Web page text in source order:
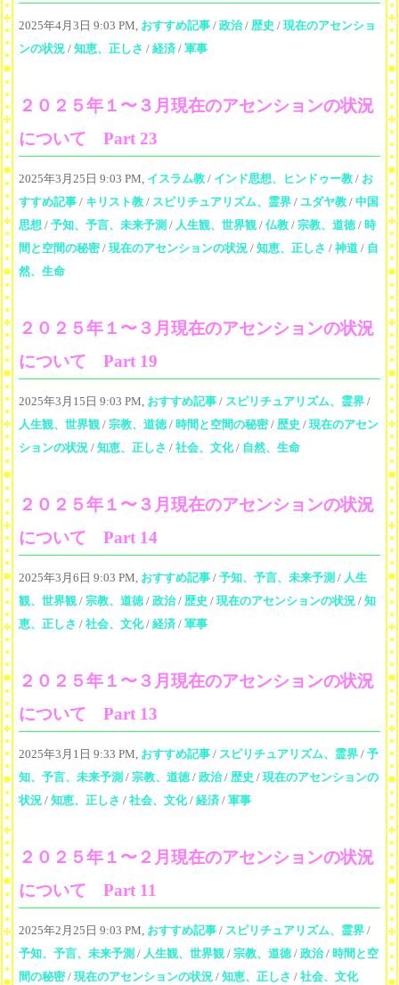
2025年4月3日 9:03 PM, おすすめ記事 / 政治/ 歴史 / 現在のアセンショ
ンの状況 / 知恵、正しさ / 経済 / 軍事
２０２５年１〜３月現在のアセンションの状況
について Part 23
2025年3月25日 9:03 PM, イスラム教 / インド思想、ヒンドゥー教 / お
すすめ記事 / キリスト教 / スピリチュアリズム、霊界 / ユダヤ教 / 中国
思想 / 予知、予言、未来予測 / 人生観、世界観 / 仏教 / 宗教、道徳/ 時
間と空間の秘密/ 現在のアセンションの状況 / 知恵、正しさ / 神道 / 自
然、生命
２０２５年１〜３月現在のアセンションの状況
について Part 19
2025年3月15日 9:03 PM, おすすめ記事 / スピリチュアリズム、霊界 /
人生観、世界観 / 宗教、道徳/ 時間と空間の秘密/ 歴史 / 現在のアセン
ションの状況 / 知恵、正しさ / 社会、文化/ 自然、生命
２０２５年１〜３月現在のアセンションの状況
について Part 14
2025年3月6日 9:03 PM, おすすめ記事 / 予知、予言、未来予測 / 人生
観、世界観 / 宗教、道徳/ 政治/ 歴史 / 現在のアセンションの状況 / 知
恵、正しさ / 社会、文化/ 経済 / 軍事
２０２５年１〜３月現在のアセンションの状況
について Part 13
2025年3月1日 9:33 PM, おすすめ記事 / スピリチュアリズム、霊界 / 予
知、予言、未来予測 / 宗教、道徳/ 政治/ 歴史 / 現在のアセンションの
状況 / 知恵、正しさ / 社会、文化/ 経済 / 軍事
２０２５年１〜２月現在のアセンションの状況
について Part 11
2025年2月25日 9:03 PM, おすすめ記事 / スピリチュアリズム、霊界 /
予知、予言、未来予測 / 人生観、世界観 / 宗教、道徳/ 政治/ 時間と空
間の秘密/ 現在のアセンションの状況 / 知恵、正しさ / 社会、文化